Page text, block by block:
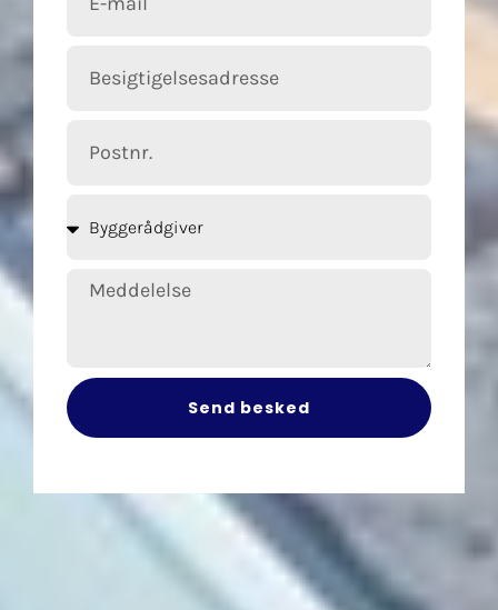
Send besked